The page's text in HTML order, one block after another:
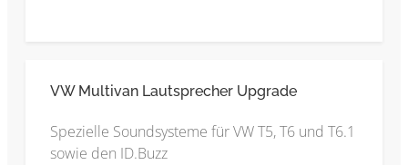
VW Multivan Lautsprecher Upgrade
Spezielle Soundsysteme für VW T5, T6 und T6.1
sowie den ID.Buzz